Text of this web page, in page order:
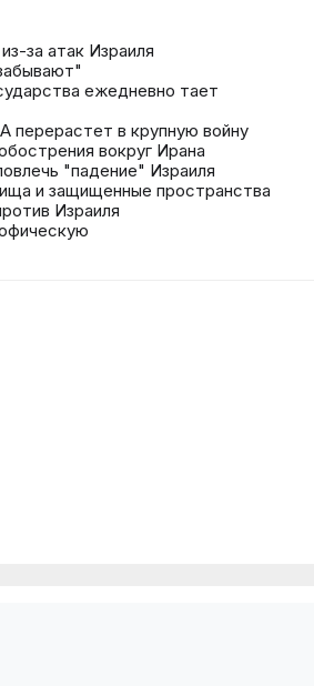
за атак Израиля
ежедневно тает
перерастет в крупную войну
вокруг Ирана
"падение" Израиля
и защищенные пространства
Израиля